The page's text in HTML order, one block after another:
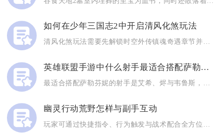
如何在少年三国志2中开启清风化煞玩法
清风化煞玩法需要先解锁时空外传镇魂奇遇章节并完成前两关，满足...
英雄联盟手游中什么射手最适合搭配萨勒芬妮
幽灵行动荒野怎样与副手互动